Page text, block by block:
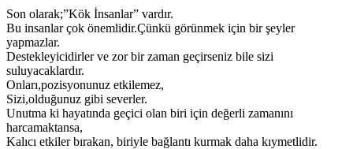
Son olarak;”Kök İnsanlar” vardır.
Bu insanlar çok önemlidir.Çünkü görünmek için bir şeyler
yapmazlar.
Destekleyicidirler ve zor bir zaman geçirseniz bile sizi
suluyacaklardır.
Onları,pozisyonunuz etkilemez,
Sizi,olduğunuz gibi severler.
Unutma ki hayatında geçici olan biri için değerli zamanını
harcamaktansa,
Kalıcı etkiler bırakan, biriyle bağlantı kurmak daha kıymetlidir.